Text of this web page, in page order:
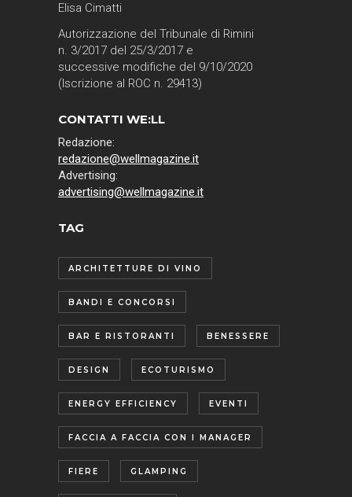
Elisa Cimatti
Autorizzazione del Tribunale di Rimini
n. 3/2017 del 25/3/2017 e
successive modifiche del 9/10/2020
(Iscrizione al ROC n. 29413)
CONTATTI WE:LL
Redazione:
redazione@wellmagazine.it
Advertising:
advertising@wellmagazine.it
TAG
ARCHITETTURE DI VINO
BANDI E CONCORSI
BAR E RISTORANTI BENESSERE
DESIGN ECOTURISMO
ENERGY EFFICIENCY EVENTI
FACCIA A FACCIA CON I MANAGER
FIERE GLAMPING